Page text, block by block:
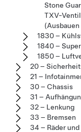
Stone
TXV-
1830 –
1840 –
1850 –
20 –
21 –
30 – Chassis
31 –
32 – Lenkung
33 – Bremsen
34 – Räder und